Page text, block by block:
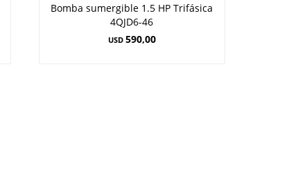
Bomba sumergible 1.5 HP Trifásica
4QJD6-46
USD 590,00